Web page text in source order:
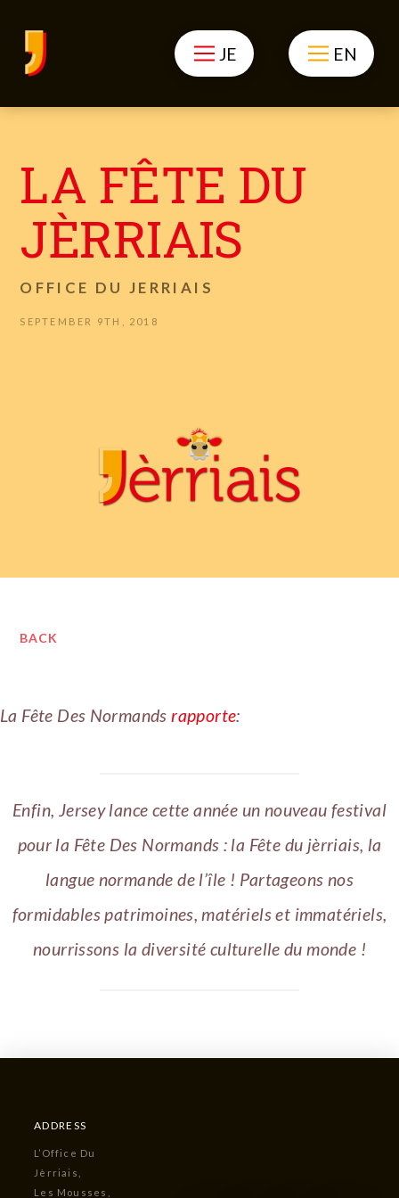
JE EN
LA FÊTE DU
JÈRRIAIS
OFFICE DU JERRIAIS
SEPTEMBER 9TH, 2018
BACK
La Fête Des Normandsrapporte:
Enfin, Jersey lance cette année un nouveau festival
pour la Fête Des Normands : la Fête du jèrriais, la
langue normande de l’île ! Partageons nos
formidables patrimoines, matériels et immatériels,
nourrissons la diversité culturelle du monde !
ADDRESS
L’Office Du
Jèrriais,
Les Mousses,